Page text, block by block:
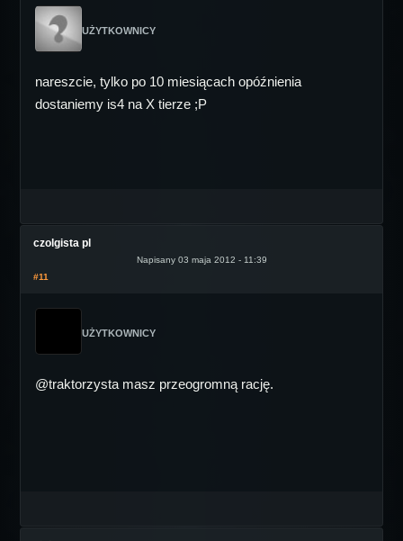
UŻYTKOWNICY
nareszcie, tylko po 10 miesiącach opóźnienia
dostaniemy is4 na X tierze ;P
czolgista pl
Napisany 03 maja 2012 - 11:39
#11
UŻYTKOWNICY
@traktorzysta masz przeogromną rację.